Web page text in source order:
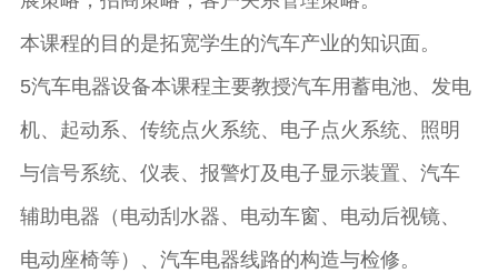
本课程的目的是拓宽学生的汽车产业的知识面。
5汽车电器设备本课程主要教授汽车用蓄电池、发电
机、起动系、传统点火系统、电子点火系统、照明
与信号系统、仪表、报警灯及电子显示装置、汽车
辅助电器（电动刮水器、电动车窗、电动后视镜、
电动座椅等）、汽车电器线路的构造与检修。